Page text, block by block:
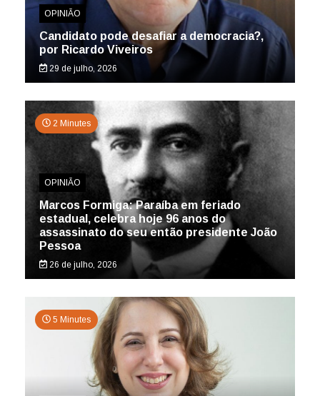
OPINIÃO
Candidato pode desafiar a democracia?,
por Ricardo Viveiros
29 de julho, 2026
2 Minutes
OPINIÃO
Marcos Formiga: Paraíba em feriado
estadual, celebra hoje 96 anos do
assassinato do seu então presidente João
Pessoa
26 de julho, 2026
5 Minutes